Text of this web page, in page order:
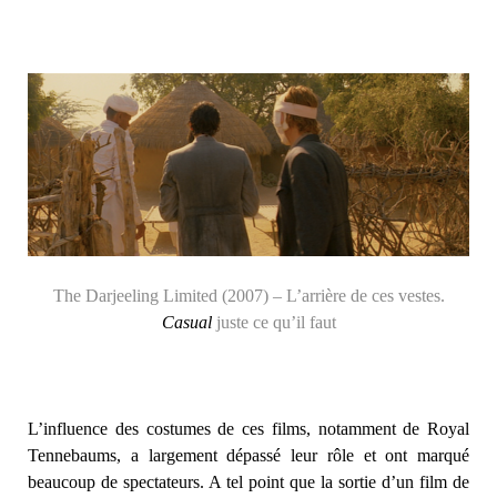
The Darjeeling Limited (2007) – L’arrière de ces vestes.
Casualjuste ce qu’il faut
L’influence des costumes de ces films, notamment de Royal
Tennebaums, a largement dépassé leur rôle et ont marqué
beaucoup de spectateurs. A tel point que la sortie d’un film de